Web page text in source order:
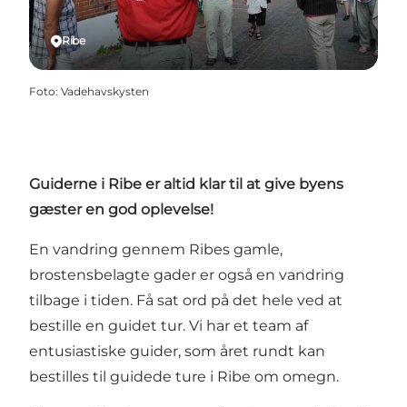
Ribe
Foto: Vadehavskysten
Guiderne i Ribe er altid klar til at give byens
gæster en god oplevelse!
En vandring gennem Ribes gamle,
brostensbelagte gader er også en vandring
tilbage i tiden. Få sat ord på det hele ved at
bestille en guidet tur. Vi har et team af
entusiastiske guider, som året rundt kan
bestilles til guidede ture i Ribe om omegn.